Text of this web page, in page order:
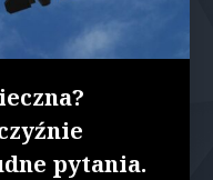
pytania.